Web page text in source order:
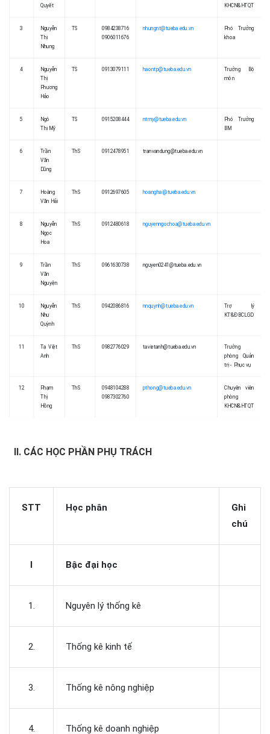
Quyết
KHCN&HTQT
3
Nguyễn
Thị
Nhung
TS
0984238716
0906011676
nhungnt@tueba.edu.vn
Phó Trưởng
khoa
4
Nguyễn
Thị
Phương
Hảo
TS 0913079111 haontp@tueba.edu.vn
Trưởng Bộ
môn
5
Ngô
Thị Mỹ
TS 0915208444 ntmy@tueba.edu.vn
Phó Trưởng
BM
6
Trần
Văn
Dũng
ThS 0912478951 tranvandung@tueba.edu.vn
7 Hoàng
Văn Hải
ThS 0912697605 hoanghai@tueba.edu.vn
8 Nguyễn
Ngọc
Hoa
ThS 0912480618 nguyenngochoa@tueba.edu.vn
9 Trần
Văn
Nguyện
ThS 0961630738 nguyen0241@tueba.edu.vn
10
Nguyễn
Như
Quỳnh
ThS 0942086816 nnquynh@tueba.edu.vn
Trợ lý
KT&ĐBCLGD
11
Tạ Việt
Anh
ThS 0982776029 tavietanh@tueba.edu.vn
Trưởng
phòng Quản
trị - Phục vụ
12
Phạm
Thị
Hồng
ThS
0948104288
0987302760
pthong@tueba.edu.vn
Chuyên viên
phòng
KHCN&HTQT
II. CÁC HỌC PHẦN PHỤ TRÁCH
STT Học phân
Ghi
chú
I Bậc đại học
1. Nguyên lý thống kê
2. Thống kê kinh tế
3. Thống kê nông nghiệp
4. Thống kê doanh nghiệp